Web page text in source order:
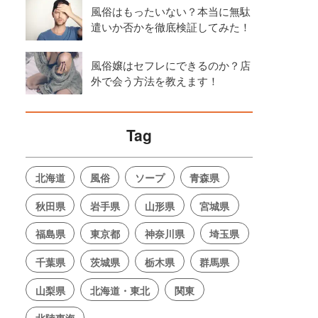
風俗はもったいない？本当に無駄
遣いか否かを徹底検証してみた！
風俗嬢はセフレにできるのか？店
外で会う方法を教えます！
Tag
北海道 風俗 ソープ
青森県
秋田県
岩手県 山形県
宮城県
福島県
東京都 神奈川県
埼玉県
千葉県
茨城県 栃木県
群馬県
山梨県
北海道・東北
関東